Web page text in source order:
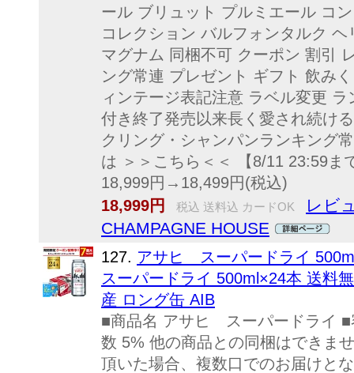
ール ブリュット プルミエール コ
コレクション バルフォンタルク
マグナム 同梱不可 クーポン 割引
ング常連 プレゼント ギフト 飲み
ィンテージ表記注意 ラベル変更
付き終了発売以来長く愛され続け
クリング・シャンパンランキング
は ＞＞こちら＜＜ 【8/11 23:59ま
18,999円→18,499円(税込)
18,999円
税込 送料込 カードOK
レビ
CHAMPAGNE HOUSE
127. アサヒ スーパードライ
スーパードライ 500ml×24本 送料
産 ロング缶 AIB
■商品名 アサヒ スーパードライ ■
数 5% 他の商品との同梱はできま
頂いた場合、複数口でのお届けと